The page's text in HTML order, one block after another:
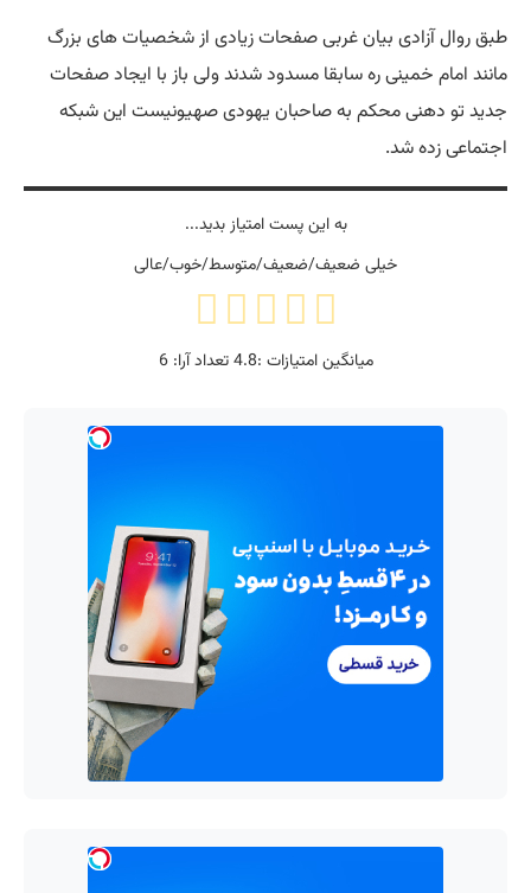
طبق روال آزادی بیان غربی صفحات زیادی از شخصیات های بزرگ
مانند امام خمینی ره سابقا مسدود شدند ولی باز با ایجاد صفحات
جدید تو دهنی محکم به صاحبان یهودی صهیونیست این شبکه
اجتماعی زده شد.
به این پست امتیاز بدید...
خیلی ضعیف/ضعیف/متوسط/خوب/عالی
میانگین امتیازات :4.8تعداد آرا:6